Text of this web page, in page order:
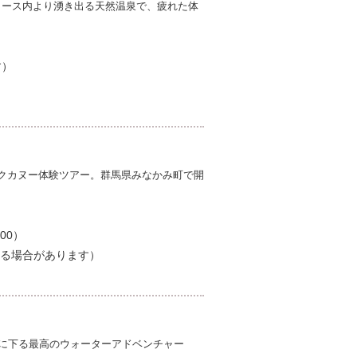
ス内より湧き出る天然温泉で、疲れた体
ヌー体験ツアー。群馬県みなかみ町で開
）
場合があります）
下る最高のウォーターアドベンチャー